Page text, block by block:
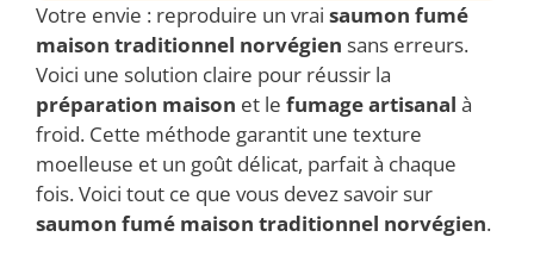
Votre envie : reproduire un vrai saumon fumé
maison traditionnel norvégien sans erreurs.
Voici une solution claire pour réussir la
préparation maison et le fumage artisanal à
froid. Cette méthode garantit une texture
moelleuse et un goût délicat, parfait à chaque
fois. Voici tout ce que vous devez savoir sur
saumon fumé maison traditionnel norvégien.